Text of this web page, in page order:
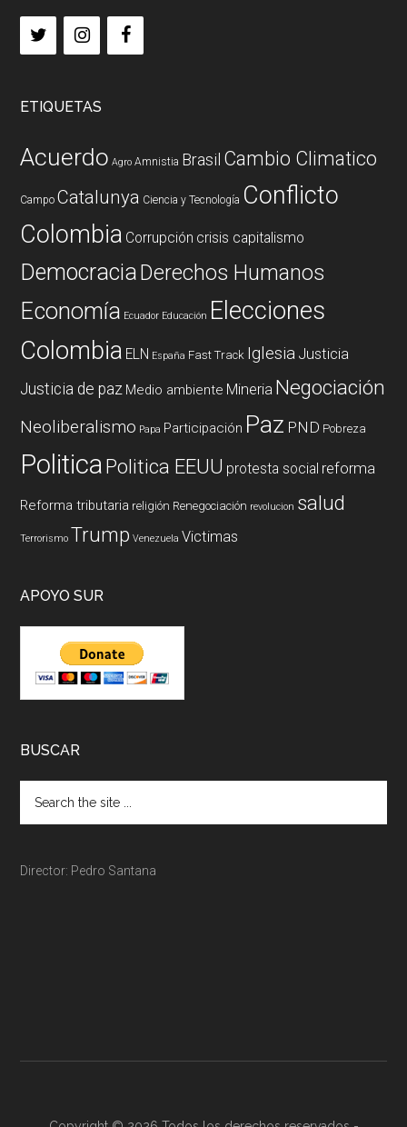
ETIQUETAS
Acuerdo Agro Amnistia Brasil Cambio Climatico
Campo Catalunya Ciencia y Tecnología Conflicto
Colombia Corrupción crisis capitalismo
DemocraciaDerechos Humanos
Economía Ecuador Educación Elecciones
Colombia ELN España Fast Track Iglesia Justicia
Justicia de paz Medio ambiente Mineria Negociación
Neoliberalismo Papa Participación Paz PND Pobreza
PoliticaPolitica EEUU protesta social reforma
Reforma tributaria religión Renegociación revolucion salud
Terrorismo Trump Venezuela Victimas
APOYO SUR
BUSCAR
Director: Pedro Santana